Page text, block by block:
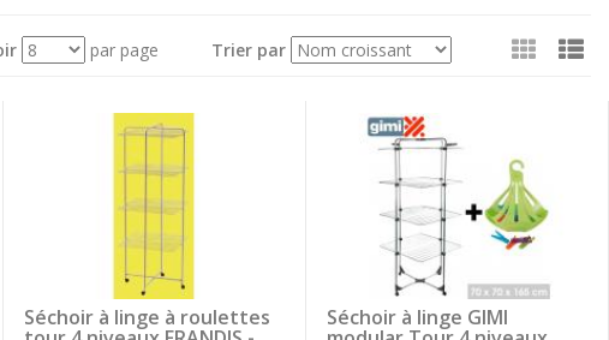
par page Trier par Voir
tant
que:
Séchoir à linge à roulettes Séchoir à linge GIMI